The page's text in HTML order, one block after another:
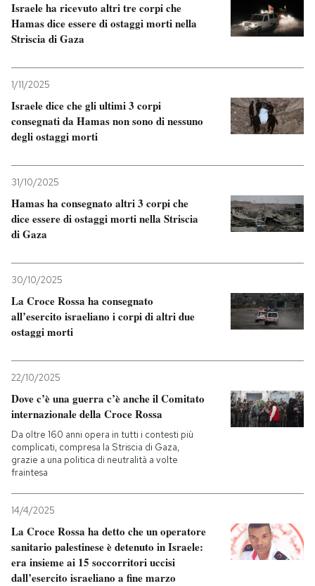
PODCAST
I MIEI PREFERITI
SHOP
CALENDARIO
Israele ha ricevuto altri tre corpi che
Hamas dice essere di ostaggi morti nella
Striscia di Gaza
1/11/2025
Israele dice che gli ultimi 3 corpi
consegnati da Hamas non sono di nessuno
degli ostaggi morti
31/10/2025
Hamas ha consegnato altri 3 corpi che
dice essere di ostaggi morti nella Striscia
di Gaza
30/10/2025
La Croce Rossa ha consegnato
all’esercito israeliano i corpi di altri due
ostaggi morti
22/10/2025
Dove c’è una guerra c’è anche il Comitato
internazionale della Croce Rossa
Da oltre 160 anni opera in tutti i contesti più
complicati, compresa la Striscia di Gaza,
grazie a una politica di neutralità a volte
fraintesa
14/4/2025
La Croce Rossa ha detto che un operatore
sanitario palestinese è detenuto in Israele:
era insieme ai 15 soccorritori uccisi
dall’esercito israeliano a fine marzo